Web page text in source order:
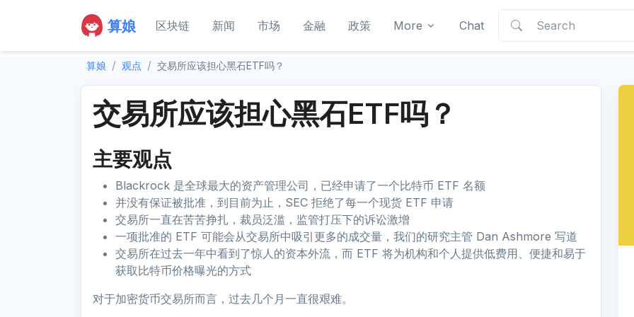
算娘 区块链 新闻 市场 金融 政策 More Chat
算娘 观点 交易所应该担心黑石ETF吗？
交易所应该担心黑石ETF吗？
主要观点
Blackrock 是全球最大的资产管理公司，已经申请了一个比特币 ETF 名额
并没有保证被批准，到目前为止，SEC 拒绝了每一个现货 ETF 申请
交易所一直在苦苦挣扎，裁员泛滥，监管打压下的诉讼激增
一项批准的 ETF 可能会从交易所中吸引更多的成交量，我们的研究主管 Dan Ashmore 写道
交易所在过去一年中看到了惊人的资本外流，而 ETF 将为机构和个人提供低费用、便捷和易于
获取比特币价格曝光的方式
对于加密货币交易所而言，过去几个月一直很艰难。